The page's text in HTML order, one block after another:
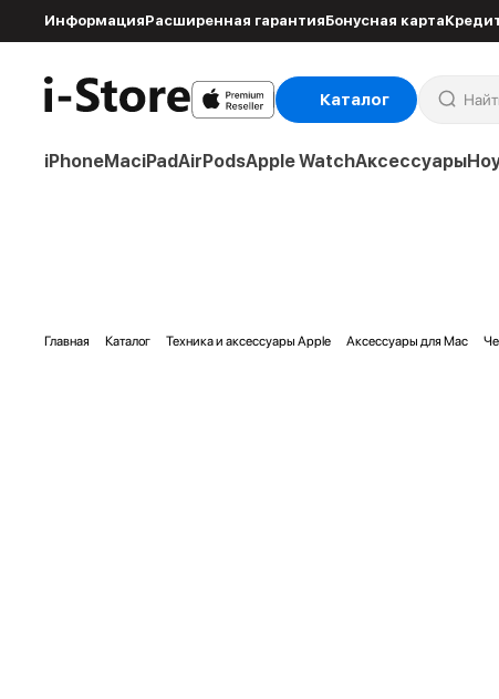
ИнформацияРасширенная гарантияБонусная карта
Каталог
iPhoneMaciPadAirPodsApple WatchАксессуары
Главная Каталог Техника и аксессуары Apple Аксессуары для Mac